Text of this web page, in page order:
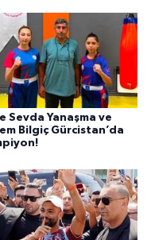
Sevda Yanaşma ve
Bilgiç Gürcistan’da